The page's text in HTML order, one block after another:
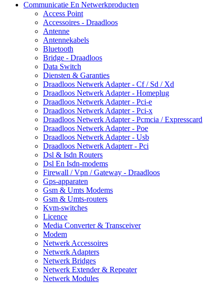
Communicatie En Netwerkproducten
Access Point
Accessoires - Draadloos
Antenne
Antennekabels
Bluetooth
Bridge - Draadloos
Data Switch
Diensten & Garanties
Draadloos Netwerk Adapter - Cf / Sd / Xd
Draadloos Netwerk Adapter - Homeplug
Draadloos Netwerk Adapter - Pci-e
Draadloos Netwerk Adapter - Pci-x
Draadloos Netwerk Adapter - Pcmcia / Expresscard
Draadloos Netwerk Adapter - Poe
Draadloos Netwerk Adapter - Usb
Draadloos Netwerk Adapterr - Pci
Dsl & Isdn Routers
Dsl En Isdn-modems
Firewall / Vpn / Gateway - Draadloos
Gps-apparaten
Gsm & Umts Modems
Gsm & Umts-routers
Kvm-switches
Licence
Media Converter & Transceiver
Modem
Netwerk Accessoires
Netwerk Adapters
Netwerk Bridges
Netwerk Extender & Repeater
Netwerk Modules